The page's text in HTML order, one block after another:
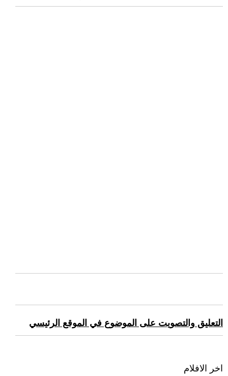
التعليق والتصويت على الموضوع في الموقع الرئيسي
اخر الافلام